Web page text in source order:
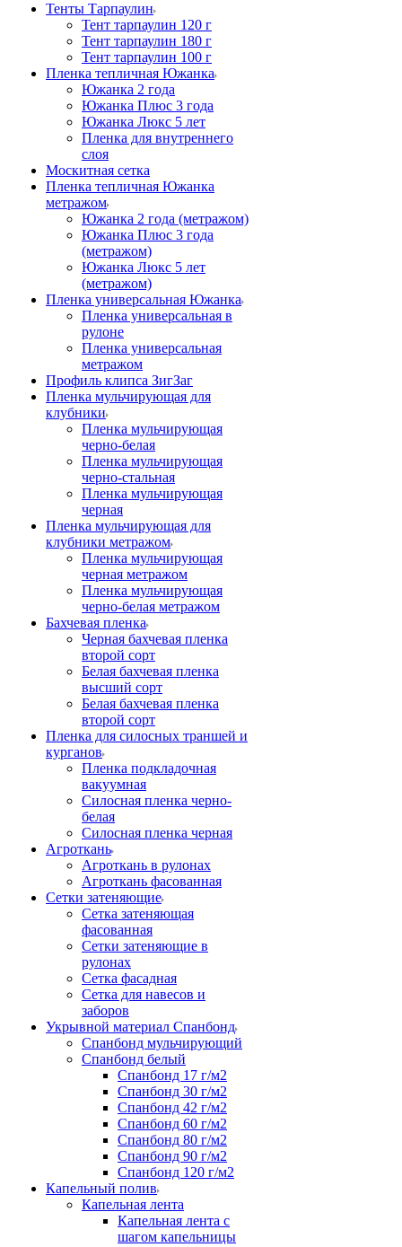
Тенты Тарпаулин
Тент тарпаулин 120 г
Тент тарпаулин 180 г
Тент тарпаулин 100 г
Пленка тепличная Южанка
Южанка 2 года
Южанка Плюс 3 года
Южанка Люкс 5 лет
Пленка для внутреннего
слоя
Москитная сетка
Пленка тепличная Южанка
метражом
Южанка 2 года (метражом)
Южанка Плюс 3 года
(метражом)
Южанка Люкс 5 лет
(метражом)
Пленка универсальная Южанка
Пленка универсальная в
рулоне
Пленка универсальная
метражом
Профиль клипса ЗигЗаг
Пленка мульчирующая для
клубники
Пленка мульчирующая
черно-белая
Пленка мульчирующая
черно-стальная
Пленка мульчирующая
черная
Пленка мульчирующая для
клубники метражом
Пленка мульчирующая
черная метражом
Пленка мульчирующая
черно-белая метражом
Бахчевая пленка
Черная бахчевая пленка
второй сорт
Белая бахчевая пленка
высший сорт
Белая бахчевая пленка
второй сорт
Пленка для силосных траншей и
курганов
Пленка подкладочная
вакуумная
Силосная пленка черно-
белая
Силосная пленка черная
Агроткань
Агроткань в рулонах
Агроткань фасованная
Сетки затеняющие
Сетка затеняющая
фасованная
Сетки затеняющие в
рулонах
Сетка фасадная
Сетка для навесов и
заборов
Укрывной материал Спанбонд
Спанбонд мульчирующий
Спанбонд белый
Спанбонд 17 г/м2
Спанбонд 30 г/м2
Спанбонд 42 г/м2
Спанбонд 60 г/м2
Спанбонд 80 г/м2
Спанбонд 90 г/м2
Спанбонд 120 г/м2
Капельный полив
Капельная лента
Капельная лента с
шагом капельницы